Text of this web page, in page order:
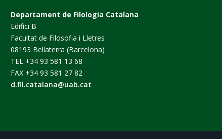
Departament de Filologia Catalana
Edifici B
Facultat de Filosofia i Lletres
08193 Bellaterra (Barcelona)
TEL +34 93 581 13 68
FAX +34 93 581 27 82
d.fil.catalana@uab.cat